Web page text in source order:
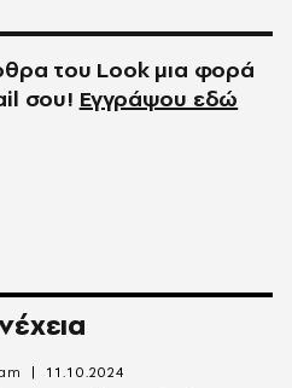
του Look μια φορά
σου! Εγγράψου εδώ
11.10.2024